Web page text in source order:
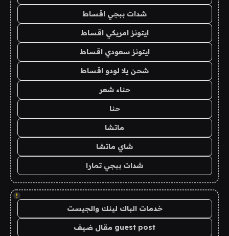
شدات ببجي اقساط
ايتونز امريكي اقساط
ايتونز سعودي اقساط
شحن يلا لودو اقساط
حناء شعر
حنا
ماتشا
شاي ماتشا
شدات ببجي تمارا
!
خدمات الباك لينك والجيست
guest post مقال ضيف